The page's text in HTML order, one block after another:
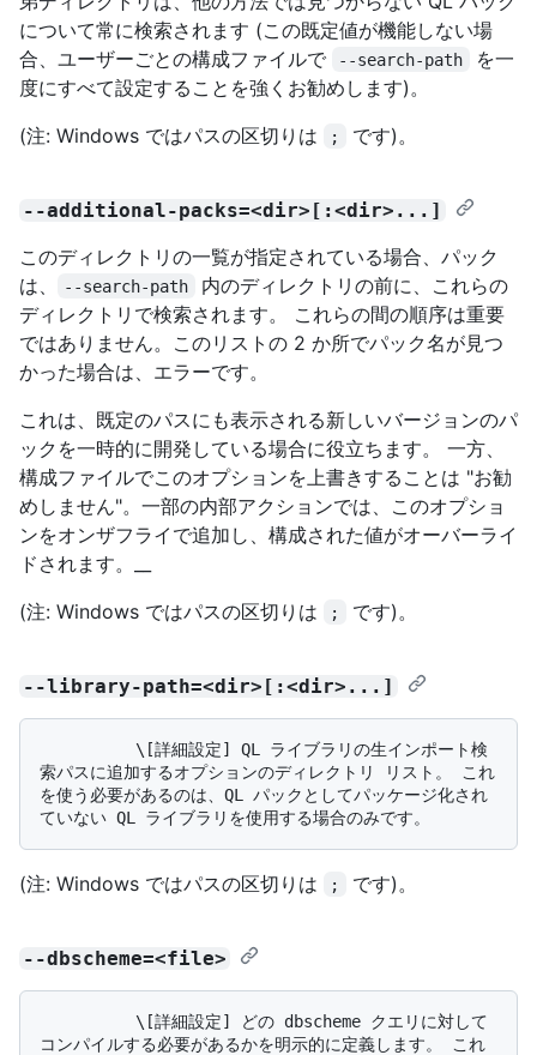
について常に検索されます (この既定値が機能しない場
合、ユーザーごとの構成ファイルで
--search-path
を一
度にすべて設定することを強くお勧めします)。
(注: Windows ではパスの区切りは
; です)。
--additional-packs=<dir>[:<dir>...]
このディレクトリの一覧が指定されている場合、パック
は、
--search-path
内のディレクトリの前に、これらの
ディレクトリで検索されます。 これらの間の順序は重要
ではありません。このリストの 2 か所でパック名が見つ
かった場合は、エラーです。
これは、既定のパスにも表示される新しいバージョンのパ
ックを一時的に開発している場合に役立ちます。 一方、
構成ファイルでこのオプションを上書きすることは "お勧
めしません"。一部の内部アクションでは、このオプショ
ンをオンザフライで追加し、構成された値がオーバーライ
ドされます。__
(注: Windows ではパスの区切りは
; です)。
--library-path=<dir>[:<dir>...]
索パスに追加するオプションのディレクトリ リスト。 これ
を使う必要があるのは、QL パックとしてパッケージ化され
(注: Windows ではパスの区切りは ; です)。
--dbscheme=<file>
コンパイルする必要があるかを明示的に定義します。 これ